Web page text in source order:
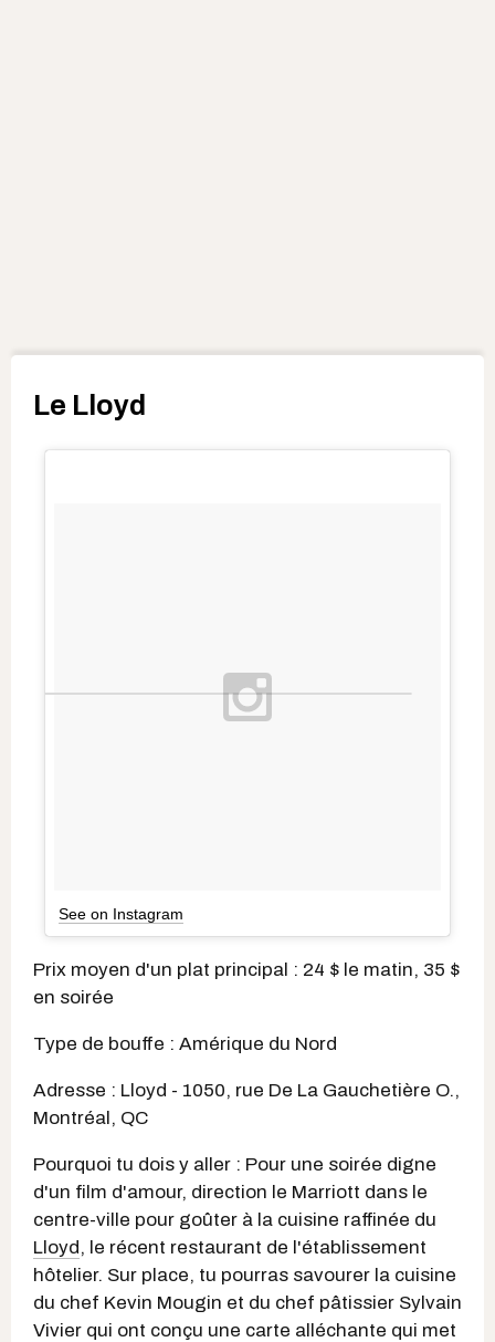
Le Lloyd
See on Instagram
Prix moyen d'un plat principal : 24 $ le matin, 35 $
en soirée
Type de bouffe : Amérique du Nord
Adresse : Lloyd - 1050, rue De La Gauchetière O.,
Montréal, QC
Pourquoi tu dois y aller : Pour une soirée digne
d'un film d'amour, direction le Marriott dans le
centre-ville pour goûter à la cuisine raffinée du
Lloyd, le récent restaurant de l'établissement
hôtelier. Sur place, tu pourras savourer la cuisine
du chef Kevin Mougin et du chef pâtissier Sylvain
Vivier qui ont conçu une carte alléchante qui met